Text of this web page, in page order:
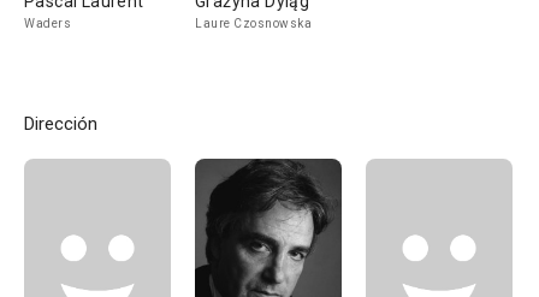
Waders Laure Czosnowska
Dirección